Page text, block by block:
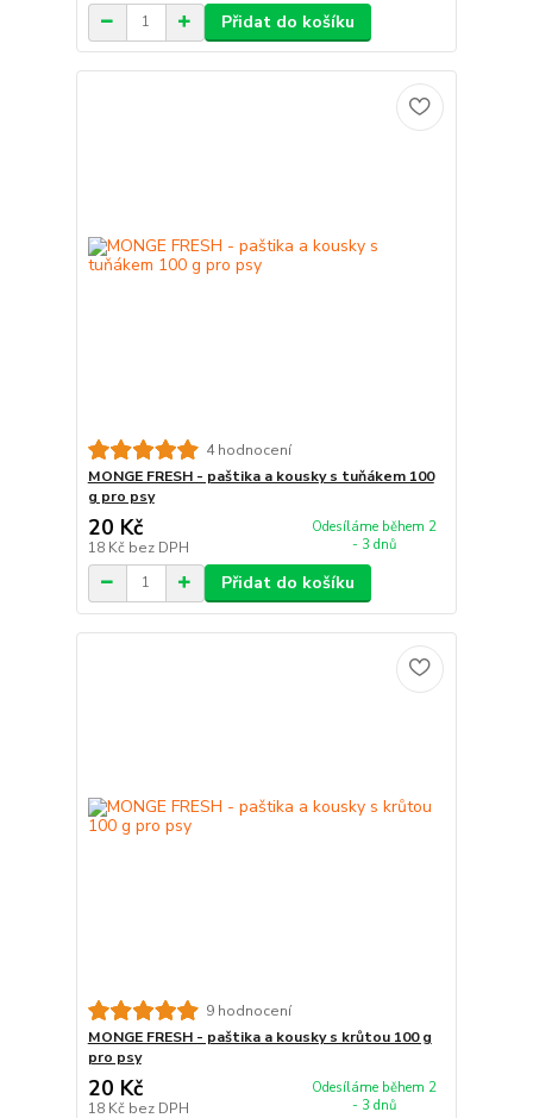
Přidat do košíku
4 hodnocení
MONGE FRESH - paštika a kousky s tuňákem 100
g pro psy
20 Kč
18 Kč bez DPH
Odesíláme během 2
- 3 dnů
Přidat do košíku
9 hodnocení
MONGE FRESH - paštika a kousky s krůtou 100 g
pro psy
20 Kč
18 Kč bez DPH
Odesíláme během 2
- 3 dnů